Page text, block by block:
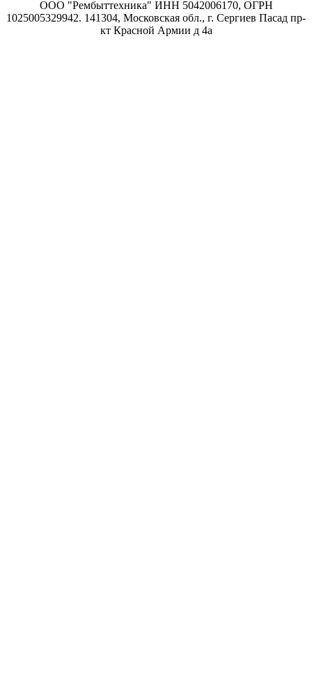
ООО "Рембыттехника" ИНН 5042006170, ОГРН
1025005329942. 141304, Московская обл., г. Сергиев Пасад пр-
кт Красной Армии д 4а